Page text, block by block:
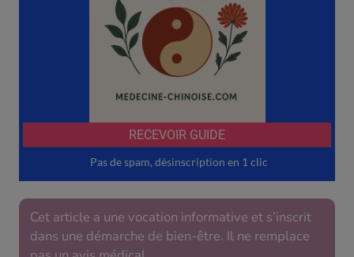
Cet article a une vocation informative et s’inscrit
dans une démarche de bien-être. Il ne remplace